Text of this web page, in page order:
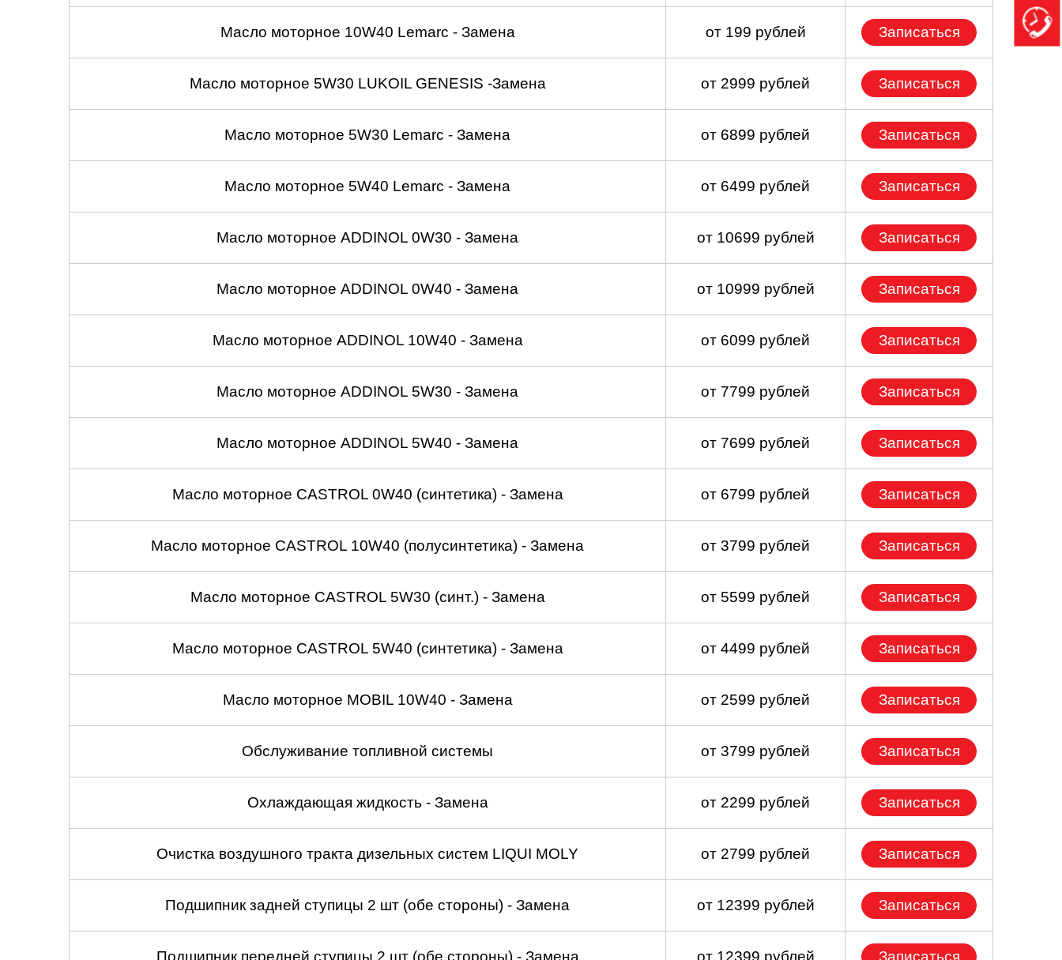
Масло моторное 10W40 Lemarc - Замена от 199 рублей Записаться
Масло моторное 5W30 LUKOIL GENESIS -Замена от 2999 рублей Записаться
Масло моторное 5W30 Lemarc - Замена от 6899 рублей Записаться
Масло моторное 5W40 Lemarc - Замена от 6499 рублей Записаться
Масло моторное ADDINOL 0W30 - Замена от 10699 рублей Записаться
Масло моторное ADDINOL 0W40 - Замена от 10999 рублей Записаться
Масло моторное ADDINOL 10W40 - Замена от 6099 рублей Записаться
Масло моторное ADDINOL 5W30 - Замена от 7799 рублей Записаться
Масло моторное ADDINOL 5W40 - Замена от 7699 рублей Записаться
Масло моторное CASTROL 0W40 (синтетика) - Замена от 6799 рублей Записаться
Масло моторное CASTROL 10W40 (полусинтетика) - Замена от 3799 рублей Записаться
Масло моторное CASTROL 5W30 (синт.) - Замена от 5599 рублей Записаться
Масло моторное CASTROL 5W40 (синтетика) - Замена от 4499 рублей Записаться
Масло моторное MOBIL 10W40 - Замена от 2599 рублей Записаться
Обслуживание топливной системы от 3799 рублей Записаться
Охлаждающая жидкость - Замена от 2299 рублей Записаться
Очистка воздушного тракта дизельных систем LIQUI MOLY от 2799 рублей Записаться
Подшипник задней ступицы 2 шт (обе стороны) - Замена от 12399 рублей Записаться
Подшипник передней ступицы 2 шт (обе стороны) - Замена от 12399 рублей Записаться